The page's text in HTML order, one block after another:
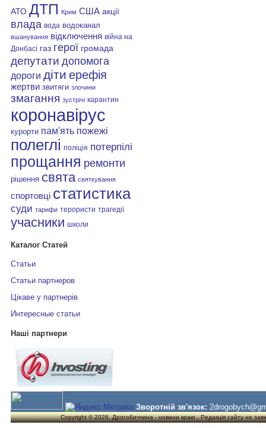
АТО ДТП Крим США акції
влада вода водоканал
вшанування відключення війна на
Донбасі газ герої громада
депутати допомога
дороги діти ерефія
жертви звитяги злочини
змагання зустрічі карантин
коронавірус
курорти пам'ять пожежі
полеглі поліція потерпілі
прощання ремонти
рішення свята святкування
спортовці статистика
суди тарифи терористи трагедії
учасники школи
Каталог Статей
Статьи
Статьи партнеров
Цікаве у партнерів
Интересные статьи
Наші партнери
Зворотній зв'язок:
Copyright © 2026. Дрогобиччина - новини краю . Редакція сайту не